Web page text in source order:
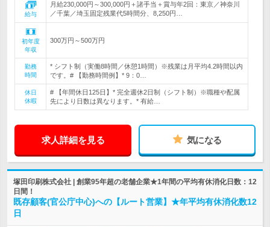
給与
月給230,000円～300,000円＋諸手当＋賞与年2回：東京／神奈川
／千葉／埼玉固定残業代5時間分、8,250円…
初年度
年収
300万円～500万円
勤務
時間
* シフト制（実働8時間／休憩1時間）※残業は月平均4.2時間以内
です。# 【勤務時間例】* 9：0…
休日
休暇
# 【年間休日125日】* 完全週休2日制（シフト制）※職種や配属
先により日数は異なります。* 有給…
求人詳細を見る 気になる
塚田印刷株式会社 | 創業95年超の老舗企業★1年間の平均有休消化日数：12
日間！
既存顧客(官公庁中心)への【ルート営業】★年平均有休消化数12
日